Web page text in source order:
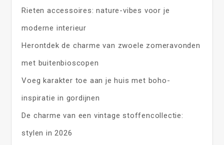
Rieten accessoires: nature-vibes voor je
moderne interieur
Herontdek de charme van zwoele zomeravonden
met buitenbioscopen
Voeg karakter toe aan je huis met boho-
inspiratie in gordijnen
De charme van een vintage stoffencollectie:
stylen in 2026